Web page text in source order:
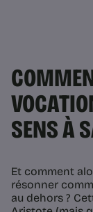
SENS À
Et comment
résonner
au dehors ?